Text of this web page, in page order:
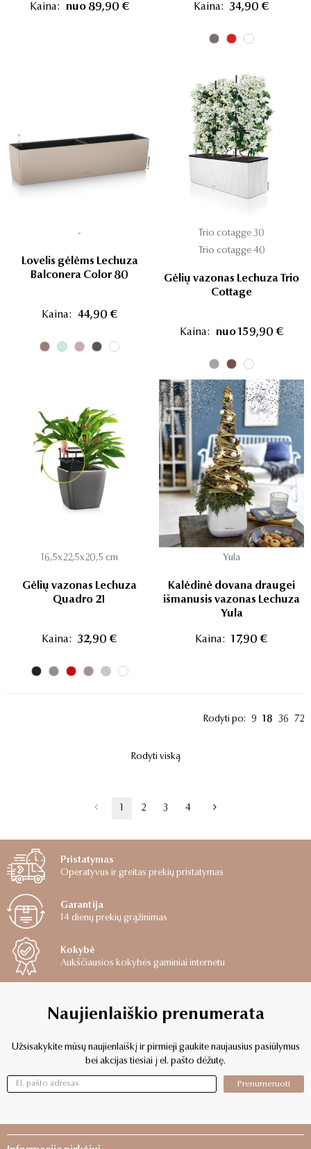
Kaina: nuo 89,90 € Kaina: 34,90 €
-
Lovelis gėlėms Lechuza
Balconera Color 80
Kaina: 44,90 €
Trio cotagge 30
Trio cotagge 40
Gėlių vazonas Lechuza Trio
Cottage
Kaina: nuo 159,90 €
16,5x22,5x20,5 cm
Gėlių vazonas Lechuza
Quadro 21
Kaina: 32,90 €
Yula
Kalėdinė dovana draugei
išmanusis vazonas Lechuza
Yula
Kaina: 17,90 €
Rodyti po: 9 18 36 72
Rodyti viską
1 2 3 4
Pristatymas
Operatyvus ir greitas prekių pristatymas
Garantija
14 dienų prekių grąžinimas
Kokybė
Aukščiausios kokybės gaminiai internetu
Naujienlaiškio prenumerata
Užsisakykite mūsų naujienlaiškį ir pirmieji gaukite naujausius pasiūlymus
bei akcijas tiesiai į el. pašto dėžutę.
Prenumeruoti